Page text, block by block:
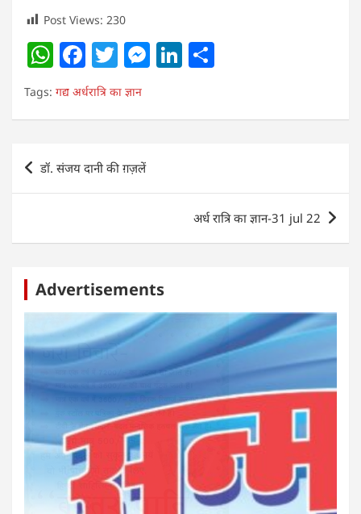
Post Views: 230
W
h
at
s
A
p
F
a
c
e
b
o
k
T
w
itt
er
M
e
g
Li
e
n
e
Tags: गद्य अर्धरात्रि का ज्ञान
Post
navigation
डॉ. संजय दानी की ग़ज़लें
अर्ध रात्रि का ज्ञान-31 jul 22
Advertisements